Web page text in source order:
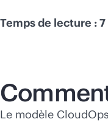
Temps de lecture :
Le modèle